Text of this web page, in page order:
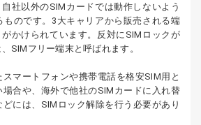
自社以外のSIMカードでは動作しないよう
ものです。3大キャリアから販売される端
かけられています。反対にSIMロックが
SIMフリー端末と呼ばれます。
マートフォンや携帯電話を格安SIM用と
場合や、海外で他社のSIMカードに入れ替
には、SIMロック解除を行う必要があり